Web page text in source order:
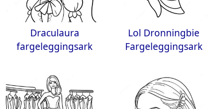
Draculaura
fargeleggingsark
Lol Dronningbie
Fargeleggingsark